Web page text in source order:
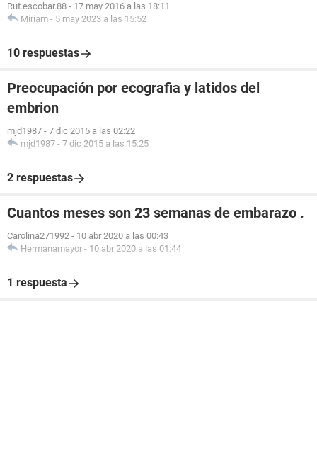
Rut.escobar.88 - 17 may 2016 a las 18:11
Miriam - 5 may 2023 a las 15:52
10 respuestas
Preocupación por ecografia y latidos del
embrion
mjd1987 - 7 dic 2015 a las 02:22
mjd1987 - 7 dic 2015 a las 15:25
2 respuestas
Cuantos meses son 23 semanas de embarazo .
Carolina271992 - 10 abr 2020 a las 00:43
Hermanamayor - 10 abr 2020 a las 01:44
1 respuesta